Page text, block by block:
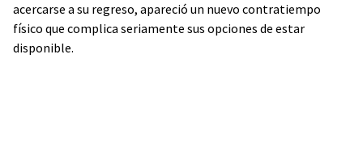
acercarse a su regreso, apareció un nuevo contratiempo
físico que complica seriamente sus opciones de estar
disponible.